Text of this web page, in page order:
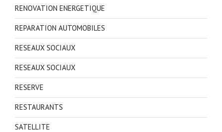
RENOVATION ENERGETIQUE
REPARATION AUTOMOBILES
RESEAUX SOCIAUX
RESEAUX SOCIAUX
RESERVE
RESTAURANTS
SATELLITE